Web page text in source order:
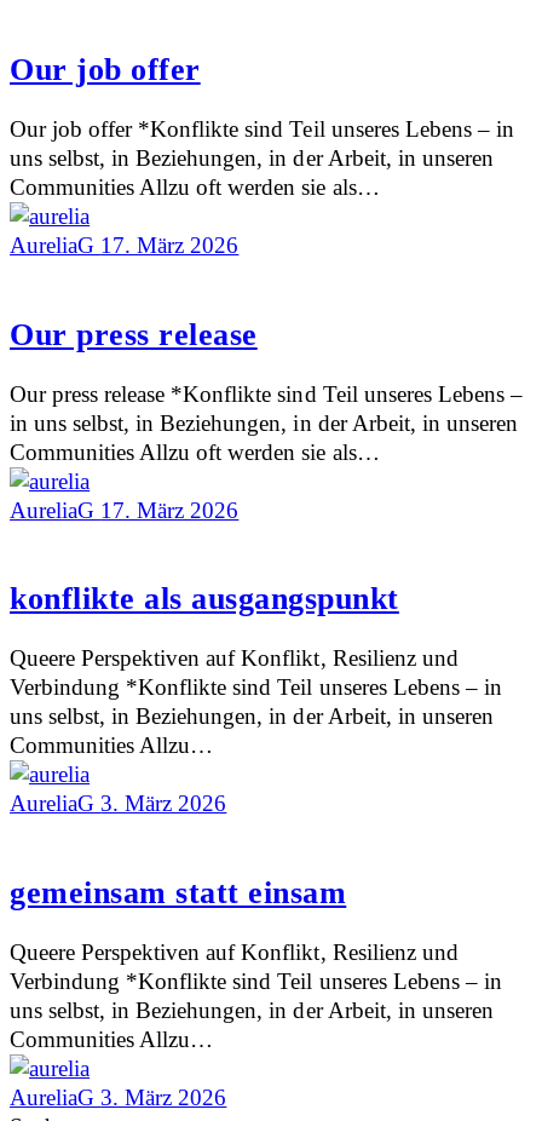
Our job offer
Our job offer *Konflikte sind Teil unseres Lebens – in
uns selbst, in Beziehungen, in der Arbeit, in unseren
Communities Allzu oft werden sie als…
AureliaG 17. März 2026
Our press release
Our press release *Konflikte sind Teil unseres Lebens –
in uns selbst, in Beziehungen, in der Arbeit, in unseren
Communities Allzu oft werden sie als…
AureliaG 17. März 2026
konflikte als ausgangspunkt
Queere Perspektiven auf Konflikt, Resilienz und
Verbindung *Konflikte sind Teil unseres Lebens – in
uns selbst, in Beziehungen, in der Arbeit, in unseren
Communities Allzu…
AureliaG 3. März 2026
gemeinsam statt einsam
Queere Perspektiven auf Konflikt, Resilienz und
Verbindung *Konflikte sind Teil unseres Lebens – in
uns selbst, in Beziehungen, in der Arbeit, in unseren
Communities Allzu…
AureliaG 3. März 2026